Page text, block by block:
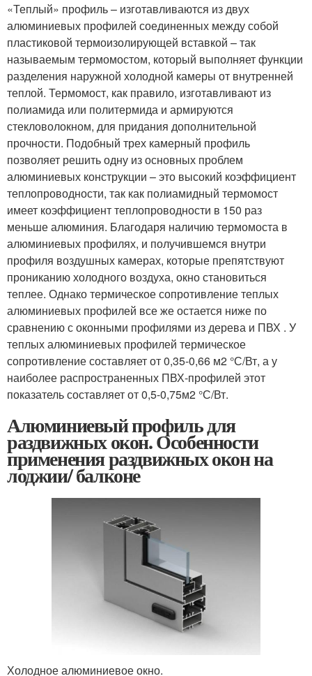
«Теплый» профиль – изготавливаются из двух
алюминиевых профилей соединенных между собой
пластиковой термоизолирующей вставкой – так
называемым термомостом, который выполняет функции
разделения наружной холодной камеры от внутренней
теплой. Термомост, как правило, изготавливают из
полиамида или политермида и армируются
стекловолокном, для придания дополнительной
прочности. Подобный трех камерный профиль
позволяет решить одну из основных проблем
алюминиевых конструкции – это высокий коэффициент
теплопроводности, так как полиамидный термомост
имеет коэффициент теплопроводности в 150 раз
меньше алюминия. Благодаря наличию термомоста в
алюминиевых профилях, и получившемся внутри
профиля воздушных камерах, которые препятствуют
прониканию холодного воздуха, окно становиться
теплее. Однако термическое сопротивление теплых
алюминиевых профилей все же остается ниже по
сравнению с оконными профилями из дерева и ПВХ . У
теплых алюминиевых профилей термическое
сопротивление составляет от 0,35-0,66 м2 °С/Вт, а у
наиболее распространенных ПВХ-профилей этот
показатель составляет от 0,5-0,75м2 °С/Вт.
Алюминиевый профиль для
раздвижных окон. Особенности
применения раздвижных окон на
лоджии/ балконе
Холодное алюминиевое окно.